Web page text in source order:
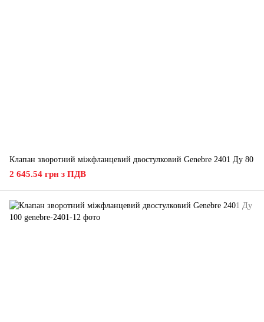
Клапан зворотний міжфланцевий двостулковий Genebre 2401 Ду 80
2 645.54 грн з ПДВ